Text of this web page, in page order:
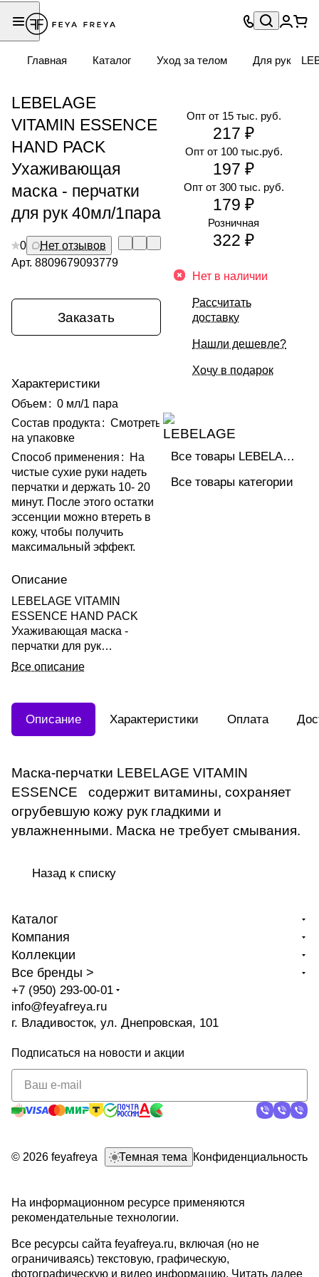
Главная Каталог Уход за телом Для рук
LEBELAGE
VITAMIN ESSENCE
HAND PACK
Ухаживающая
маска - перчатки
для рук 40мл/1пара
0
Нет отзывов
Арт. 8809679093779
Заказать
Характеристики
Объем : 0 мл/1 пара
Состав продукта : Смотреть
на упаковке
Способ применения :
На
чистые сухие руки надеть
перчатки и держать 10- 20
минут. После этого остатки
эссенции можно втереть в
кожу, чтобы получить
максимальный эффект.
Описание
LEBELAGE VITAMIN
ESSENCE HAND PACK
Ухаживающая маска -
перчатки для рук
40мл/1пара
Все описание
Опт от 300 тыс. руб.
179 ₽
Опт от 15 тыс. руб.
217 ₽
Опт от 100 тыс.руб.
197 ₽
Розничная
322 ₽
Нет в наличии
Рассчитать
доставку
Нашли дешевле?
Хочу в подарок
Все товары LEBELAGE
Все товары категории
Описание Характеристики Оплата
Маска-перчатки LEBELAGE VITAMIN
ESSENCE содержит витамины, сохраняет
огрубевшую кожу рук гладкими и
увлажненными. Маска не требует смывания.
Назад к списку
Каталог
Компания
Коллекции
Все бренды >
+7 (950) 293-00-01
info@feyafreya.ru
г. Владивосток, ул. Днепровская, 101
Подписаться на новости и акции
© 2026 feyafreya Темная тема Конфиденциальность
На информационном ресурсе применяются
рекомендательные технологии.
Все ресурсы сайта feyafreya.ru, включая (но не
ограничиваясь) текстовую, графическую,
фотографическую и видео информацию, Читать далее